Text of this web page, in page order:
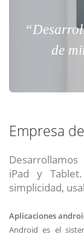
de
Empresa
iPad y
simplicidad,
Aplicaciones
Android es el